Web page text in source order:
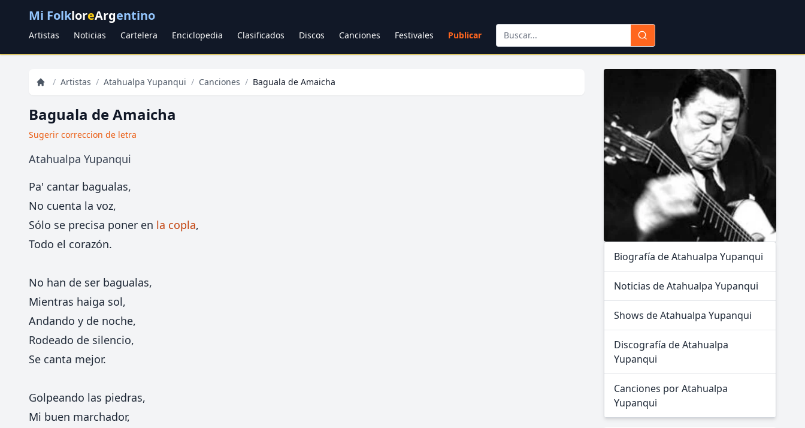
Mi FolkloreArgentino
Artistas Noticias Cartelera Enciclopedia Clasificados Discos Canciones Festivales Publicar
/ Artistas / Atahualpa Yupanqui / Canciones / Baguala de Amaicha
Baguala de Amaicha
Sugerir correccion de letra
Atahualpa Yupanqui
Pa' cantar bagualas,
No cuenta la voz,
Sólo se precisa poner en la copla,
Todo el corazón.
No han de ser bagualas,
Mientras haiga sol,
Andando y de noche,
Rodeado de silencio,
Se canta mejor.
Golpeando las piedras,
Mi buen marchador,
Biografía de Atahualpa Yupanqui
Noticias de Atahualpa Yupanqui
Shows de Atahualpa Yupanqui
Discografía de Atahualpa
Yupanqui
Canciones por Atahualpa
Yupanqui